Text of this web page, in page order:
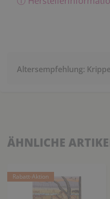
Altersempfehlung: Krippe
ÄHNLICHE
Rabatt-Aktion